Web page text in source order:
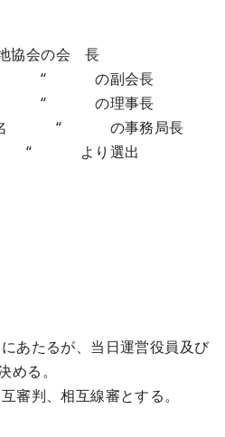
協会の会 長
名 “ の副会長
名 “ の理事長
名 “ の事務局長
“ より選出
あたるが、当日運営役員及び
める。
、相互線審とする。